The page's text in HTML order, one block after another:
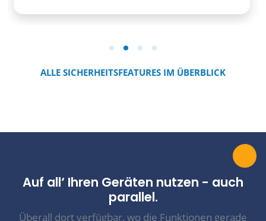
ALLE SICHERHEITSFEATURES IM ÜBERBLICK
Auf all‘ Ihren Geräten nutzen - auch
parallel.
Überall dort verfügbar, wo die Funktionen gerade